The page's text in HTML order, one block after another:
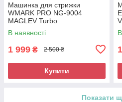
Машинка для стрижки
WMARK PRO NG-9004
MAGLEV Turbo
В наявності
1 999 ₴ 2 500 ₴
Купити
Показати